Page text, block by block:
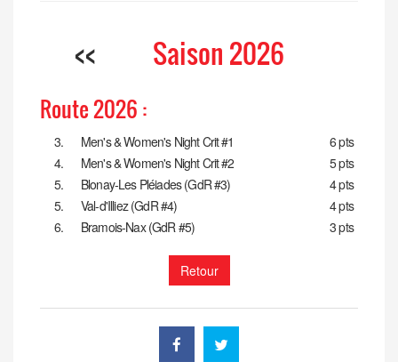
<< Saison 2026
Route 2026 :
3. Men's & Women's Night Crit #1
6 pts
4.
Men's & Women's Night Crit #2
5 pts
5.
Blonay-Les Pléiades (GdR #3)
4 pts
5.
Val-d'Illiez (GdR #4)
4 pts
6.
Bramois-Nax (GdR #5) 3 pts
Retour